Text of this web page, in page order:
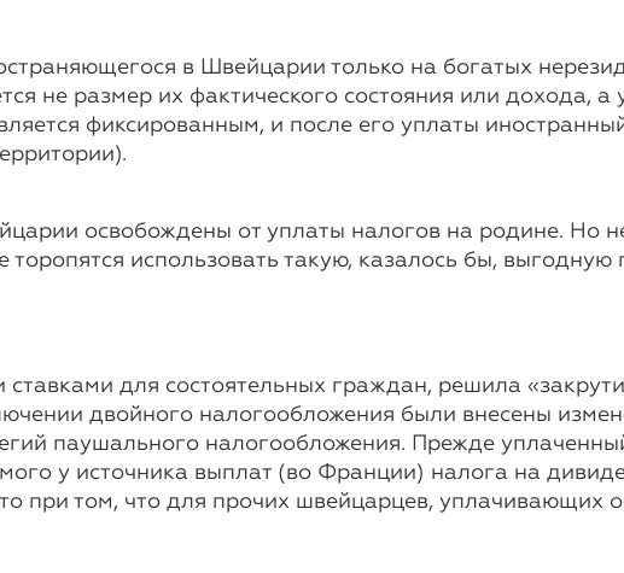
в Швейцарии только на богатых
не размер их фактического состояния или дохода, а
фиксированным, и после его уплаты
освобождены от уплаты налогов на родине. Но
использовать такую, казалось бы, выгодную
для состоятельных граждан, решила
двойного налогообложения были внесены
паушального налогообложения. Прежде
у источника выплат (во Франции) налога на
при том, что для прочих швейцарцев, уплачивающих